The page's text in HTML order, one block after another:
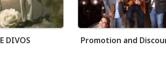
DIVOS
Promotion and